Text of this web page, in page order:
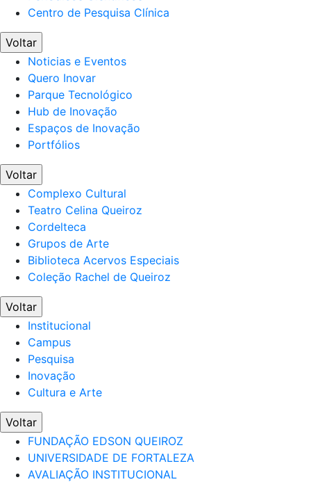
Centro de Pesquisa Clínica
Voltar
Noticias e Eventos
Quero Inovar
Parque Tecnológico
Hub de Inovação
Espaços de Inovação
Portfólios
Voltar
Complexo Cultural
Teatro Celina Queiroz
Cordelteca
Grupos de Arte
Biblioteca Acervos Especiais
Coleção Rachel de Queiroz
Voltar
Institucional
Campus
Pesquisa
Inovação
Cultura e Arte
Voltar
FUNDAÇÃO EDSON QUEIROZ
UNIVERSIDADE DE FORTALEZA
AVALIAÇÃO INSTITUCIONAL